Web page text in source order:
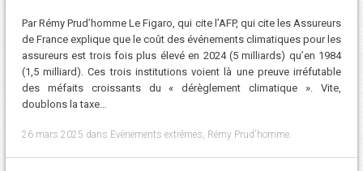
Par Rémy Prud’homme Le Figaro, qui cite l’AFP, qui cite les Assureurs
de France explique que le coût des événements climatiques pour les
assureurs est trois fois plus élevé en 2024 (5 milliards) qu’en 1984
(1,5 milliard). Ces trois institutions voient là une preuve irréfutable
des méfaits croissants du « dérèglement climatique ». Vite,
doublons la taxe…
26 mars 2025 dans Evènements extrêmes Rémy Prud'homme.